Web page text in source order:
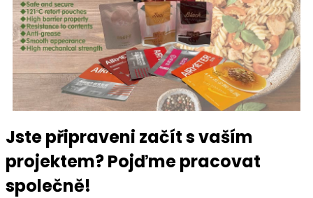
Jste připraveni začít s vaším
projektem? Pojďme pracovat
společně!